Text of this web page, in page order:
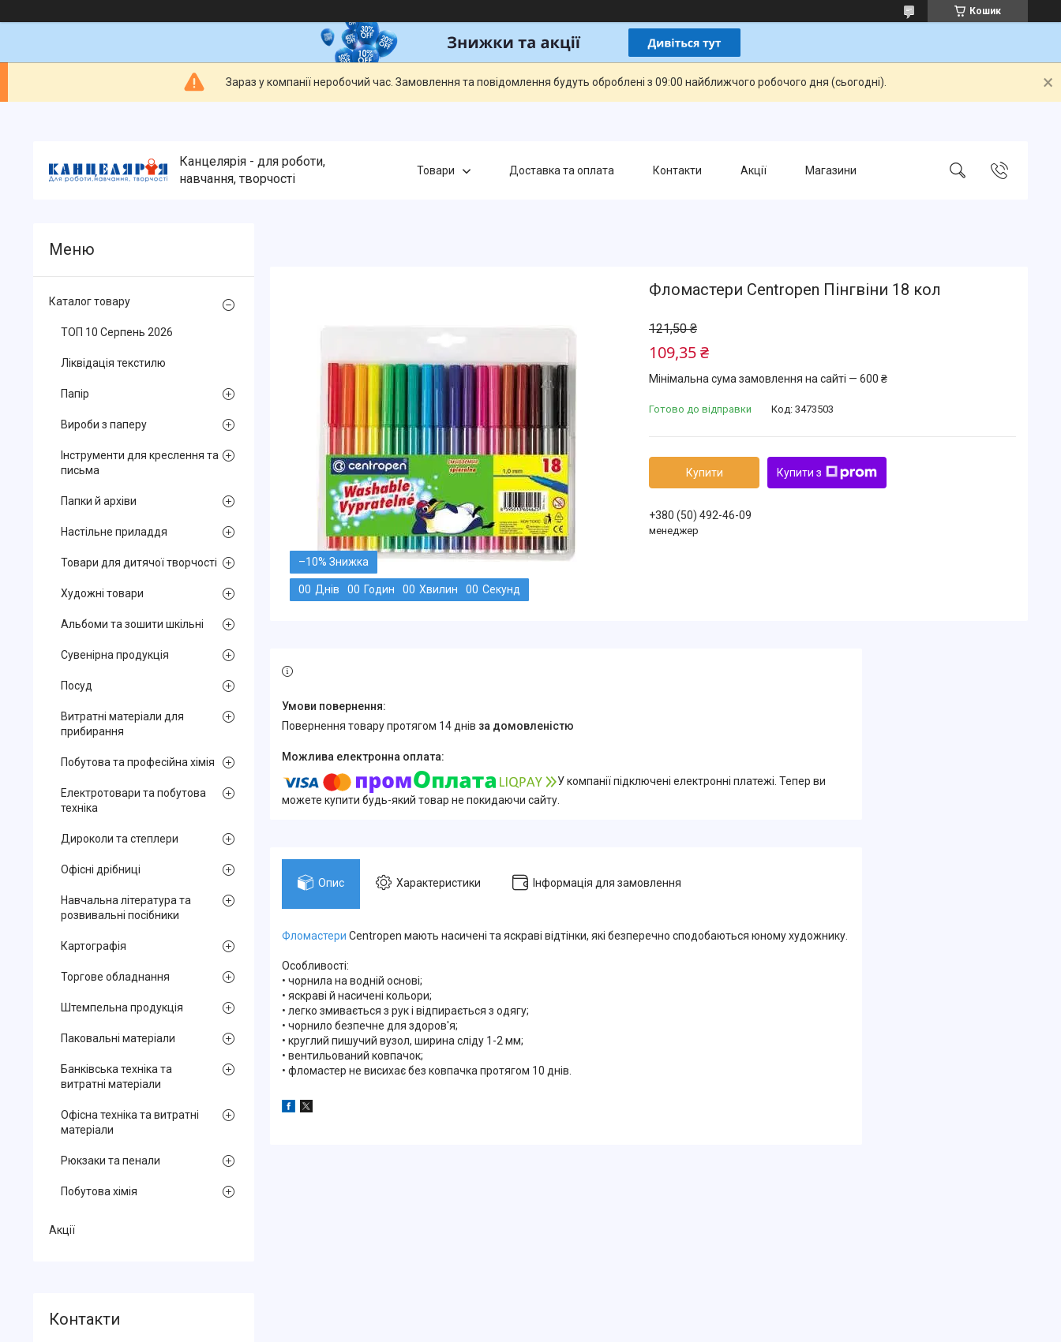
Кошик
Зараз у компанії неробочий час. Замовлення та повідомлення будуть оброблені з 09:00 найближчого робочого дня (сьогодні).
Канцелярія - для роботи,
навчання, творчості
Товари Доставка та оплата Контакти Акції Магазини
–10%
00 Днів 00 Годин 00 Хвилин 00 Секунд
Фломастери Centropen Пінгвіни 18 кол
121,50 ₴
109,35 ₴
Мінімальна сума замовлення на сайті — 600 ₴
Готово до відправки Код: 3473503
Купити Купити з
+380 (50) 492-46-09
менеджер
повернення товару протягом 14 днів за домовленістю
У компанії підключені електронні платежі. Тепер ви
можете купити будь-який товар не покидаючи сайту.
Опис Характеристики Інформація для замовлення
Фломастери Centropen мають насичені та яскраві відтінки, які безперечно сподобаються юному художнику.
Особливості:
• чорнила на водній основі;
• яскраві й насичені кольори;
• легко змивається з рук і відпирається з одягу;
• чорнило безпечне для здоров'я;
• круглий пишучий вузол, ширина сліду 1-2 мм;
• вентильований ковпачок;
• фломастер не висихає без ковпачка протягом 10 днів.
Каталог товару
ТОП 10 Серпень 2026
Ліквідація текстилю
Папір
Вироби з паперу
Інструменти для креслення та
письма
Папки й архіви
Настільне приладдя
Товари для дитячої творчості
Художні товари
Альбоми та зошити шкільні
Сувенірна продукція
Посуд
Витратні матеріали для
прибирання
Побутова та професійна хімія
Електротовари та побутова
техніка
Дироколи та степлери
Офісні дрібниці
Навчальна література та
розвивальні посібники
Картографія
Торгове обладнання
Штемпельна продукція
Паковальні матеріали
Банківська техніка та
витратні матеріали
Офісна техніка та витратні
матеріали
Рюкзаки та пенали
Побутова хімія
Акції